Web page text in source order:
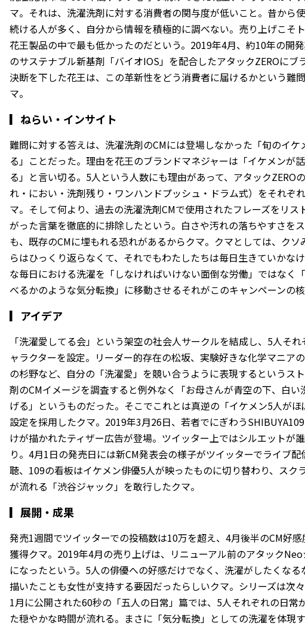
マ。それは、洗濯洗剤に対する消費者の関与度が低いこと。昔から
続ける人が多く、自分から情報を積極的に調べない。売り上げこそ
花王製品の中で最も低かったのだという。2019年4月、約10年の開
のサステナブル新基剤「バイオIOS」を配合したアタックZEROにブ
決断を下した花王は、この革新性をどう消費者に届けるかという難
マ。
▎ ねらい・インサイト
難問に対する答えは、洗濯洗剤のCMには登場しなかった「旬のイケ
る」ことだった。理由を花王のブランドマネジャーは「イケメンが
る」と言い切る。5人という人数にも理由があって、アタックZERO
れ・におい・洗剤残り・ワンハンドプッシュ・ドラム式）をそれぞ
マ。そして何より、過去の洗濯洗剤CMで使用されたフレーズをリス
がった言葉を徹底的に排除したという。白さや汚れの落ちやすさを
も、既存のCMに埋もれる恐れがあるからクマ。クマとしては、ク
らはひっくり返らなくて、それでもわたしたちは毎日生きていかな
な毎日における洗濯を「しなければいけない面倒な労働」ではなく
べるかのような気分転換」に移動させる――それがこのキャンペーンの
▎ アイデア
「洗濯愛してる会」という架空の社会人サークルを結成し、5人そ
ャラクターを設定。リーダー的存在の松坂、実験好きな化学マニア
の杉野など、自分の「洗濯愛」を競い合うように表現するというス
剤のCMイメージを調査すると例外なく「お母さんが青空の下、白
げる」というものだった。そこでこれとは真逆の「イケメン5人がほ
設定を採用したクマ。2019年3月26日、若者でにぎわう
けが描かれたティザー広告が登場。ツイッター上ではシルエットが
り。4月1日の発売日には新CM発表会の様子がツイッターでライブ
聴、109の看板はイケメン俳優5人が映ったものに切り替わり、スク
が流れる「渋谷ジャック」を敢行したクマ。
▎ 展開・成果
発売1週間でツイッターでの投稿数は10万を超え、4月後半のCM好
獲得クマ。2019年4月の売り上げは、リニューアル前のアタック
になったという。5人の俳優への好感だけでなく、洗濯がしたくなる
描いたことも女性が支持する要因だったらしいクマ。シリーズは次
1月に公開された60秒の「五人の日常」篇では、5人それぞれの日常
た穏やかな時間が流れる。まさに「気分転換」としての洗濯を体現